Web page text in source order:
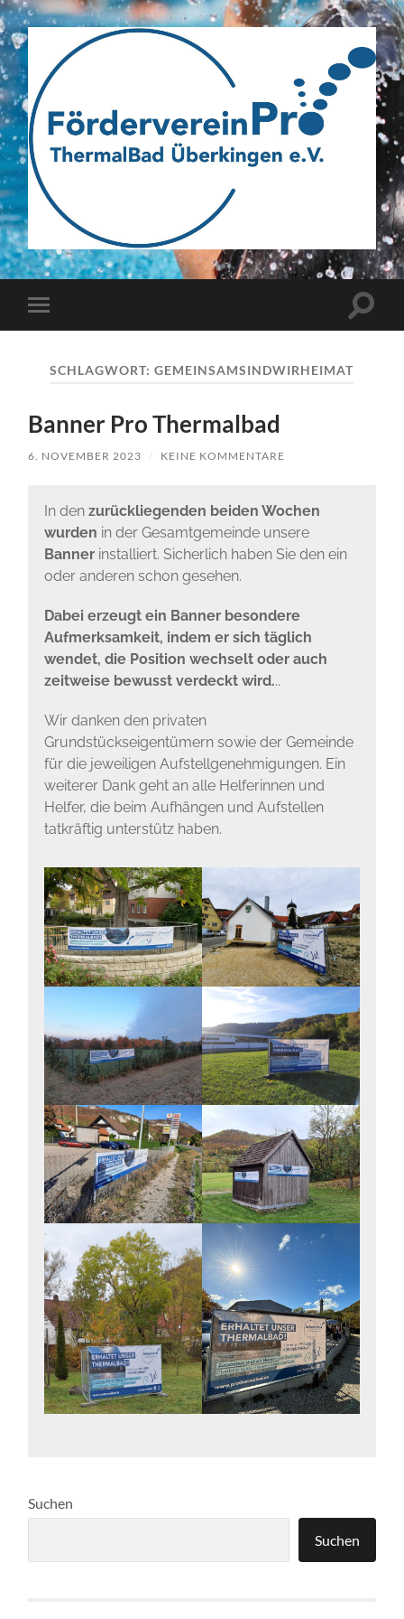
Webseite
des
Fördervereins
Menü
SCHLAGWORT:GEMEINSAMSINDWIRHEIMAT
Banner Pro Thermalbad
6. NOVEMBER 2023 / KEINE KOMMENTARE
In den zurückliegenden beiden Wochen
wurden in der Gesamtgemeinde unsere
Bannerinstalliert. Sicherlich haben Sie den ein
oder anderen schon gesehen.
Dabei erzeugt ein Banner besondere
Aufmerksamkeit, indem er sich täglich
wendet, die Position wechselt oder auch
zeitweise bewusst verdeckt wird...
Wir danken den privaten
Grundstückseigentümern sowie der Gemeinde
für die jeweiligen Aufstellgenehmigungen. Ein
weiterer Dank geht an alle Helferinnen und
Helfer, die beim Aufhängen und Aufstellen
tatkräftig unterstütz haben.
Suchen
Suchen